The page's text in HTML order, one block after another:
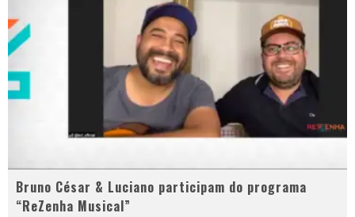
Bruno César & Luciano participam do programa
“ReZenha Musical”